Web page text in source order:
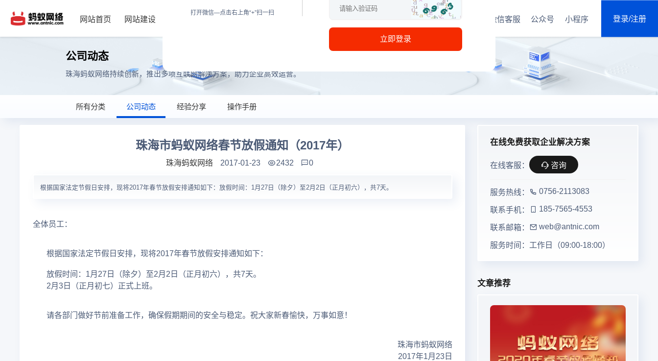
网站首页 网站建设 微信客服 公众号 小程序 登录/注册
公司动态
珠海蚂蚁网络持续创新，推出多项互联网解决方案，助力企业高效运营。
所有分类 公司动态 经验分享 操作手册
珠海市蚂蚁网络春节放假通知（2017年）
珠海蚂蚁网络 2017-01-23 2432 0
根据国家法定节假日安排，现将2017年春节放假安排通知如下：放假时间：1月27日（除夕）至2月2日（正月初六），共7天。
全体员工：
根据国家法定节假日安排，现将2017年春节放假安排通知如下：
放假时间：1月27日（除夕）至2月2日（正月初六），共7天。
2月3日（正月初七）正式上班。
请各部门做好节前准备工作，确保假期期间的安全与稳定。祝大家新春愉快，万事如意！
珠海市蚂蚁网络
2017年1月23日
在线免费获取企业解决方案
在线客服： 咨询
服务热线： 0756-2113083
联系手机： 185-7565-4553
联系邮箱： web@antnic.com
服务时间： 工作日（09:00-18:00）
文章推荐
打开微信—点击右上角“+”扫一扫
立即登录